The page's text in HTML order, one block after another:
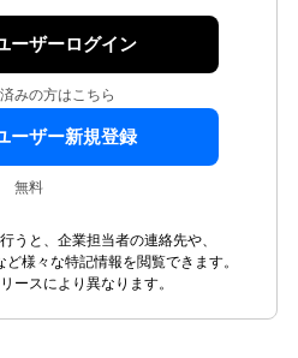
ーザーログイン
みの方はこちら
ーザー新規登録
無料
うと、企業担当者の連絡先や、
様々な特記情報を閲覧できます。
ースにより異なります。